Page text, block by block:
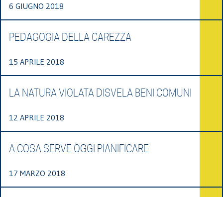
6 GIUGNO 2018
PEDAGOGIA DELLA CAREZZA
15 APRILE 2018
LA NATURA VIOLATA DISVELA BENI COMUNI
12 APRILE 2018
A COSA SERVE OGGI PIANIFICARE
17 MARZO 2018